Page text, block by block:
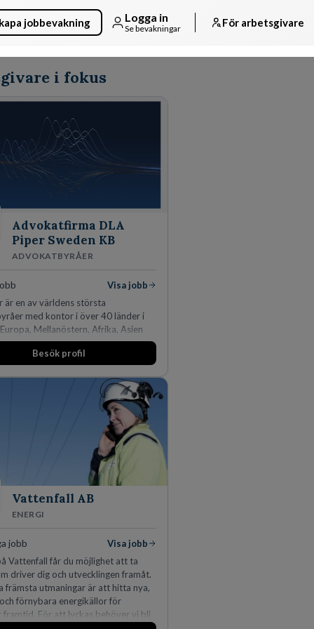
jobbevakning Logga in
Se bevakningar För arbetsgivare
i fokus
Advokatfirma DLA
Piper Sweden KB
ADVOKATBYRÅER
Visa jobb
är en av världens största
med kontor i över 40 länder i
Mellanöstern, Afrika, Asien
Vi är specialister inom
alla områden och vi har några
jurister på fem kontor i Stockholm,
Århus, Oslo och Helsingfors kan vi
erbjuda våra klienter en unik,
gränsöverskridande nordisk
På vårt kontor i centrala Stockholm är
Besök profil
Vattenfall AB
ENERGI
jobb
Visa jobb
Vattenfall får du möjlighet att ta
driver dig och utvecklingen framåt.
främsta utmaningar är att hitta nya,
förnybara energikällor för
framtid. För att lyckas behöver vi bli